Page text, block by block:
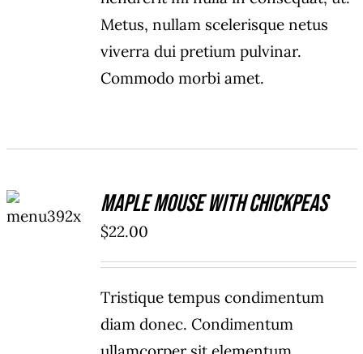
Metus, nullam scelerisque netus
viverra dui pretium pulvinar.
Commodo morbi amet.
CART
/
Maple Mouse With Chickpeas
$22.00
Tristique tempus condimentum
diam donec. Condimentum